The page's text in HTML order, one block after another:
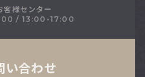
客様センター
/ 13:00-17:00
い合わせ